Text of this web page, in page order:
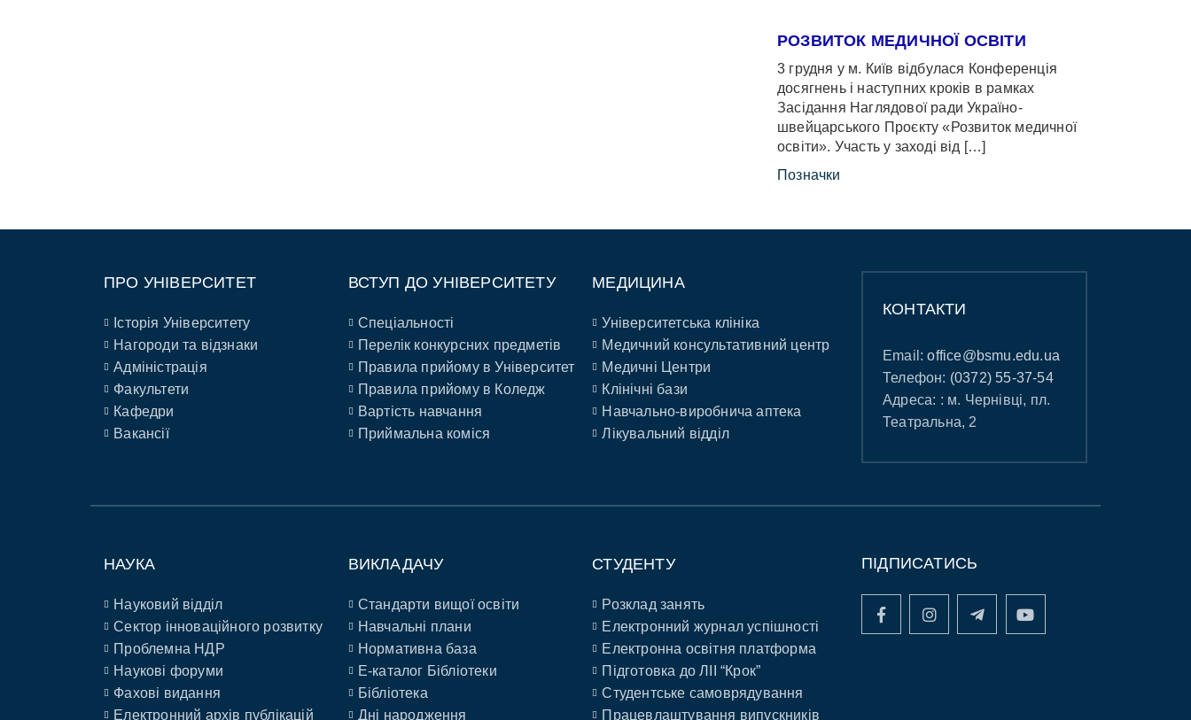
РОЗВИТОК МЕДИЧНОЇ ОСВІТИ
3 грудня у м. Київ відбулася Конференція
досягнень і наступних кроків в рамках
Засідання Наглядової ради Україно-
швейцарського Проєкту «Розвиток медичної
освіти». Участь у заході від […]
Позначки
ПРО УНІВЕРСИТЕТ
Історія Університету
Нагороди та відзнаки
Адміністрація
Факультети
Кафедри
Вакансії
ВСТУП ДО УНІВЕРСИТЕТУ
Спеціальності
Перелік конкурсних предметів
Правила прийому в Університет
Правила прийому в Коледж
Вартість навчання
Приймальна коміся
МЕДИЦИНА
Університетська клініка
Медичний консультативний центр
Медичні Центри
Клінічні бази
Навчально-виробнича аптека
Лікувальний відділ
КОНТАКТИ
Email:office@bsmu.edu.ua
Телефон: (0372) 55-37-54
Адреса: : м. Чернівці, пл.
Театральна, 2
НАУКА
Науковий відділ
Сектор інноваційного розвитку
Проблемна НДР
Наукові форуми
Фахові видання
Електронний архів публікацій
ВИКЛАДАЧУ
Стандарти вищої освіти
Навчальні плани
Нормативна база
E-каталог Бібліотеки
Бібліотека
Дні народження
СТУДЕНТУ
Розклад занять
Електронний журнал успішності
Електронна освітня платформа
Підготовка до ЛІІ “Крок”
Студентське самоврядування
Працевлаштування випускників
ПІДПИСАТИСЬ